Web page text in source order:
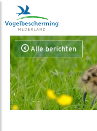
Alle berichten